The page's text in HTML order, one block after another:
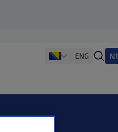
ENG